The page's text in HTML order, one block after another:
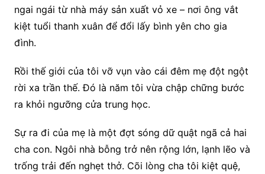
ngai ngái từ nhà máy sản xuất vỏ xe – nơi ông vắt
kiệt tuổi thanh xuân để đổi lấy bình yên cho gia
đình.
Rồi thế giới của tôi vỡ vụn vào cái đêm mẹ đột ngột
rời xa trần thế. Đó là năm tôi vừa chập chững bước
ra khỏi ngưỡng cửa trung học.
Sự ra đi của mẹ là một đợt sóng dữ quật ngã cả hai
cha con. Ngôi nhà bỗng trở nên rộng lớn, lạnh lẽo và
trống trải đến nghẹt thở. Cõi lòng cha tôi kiệt quệ,